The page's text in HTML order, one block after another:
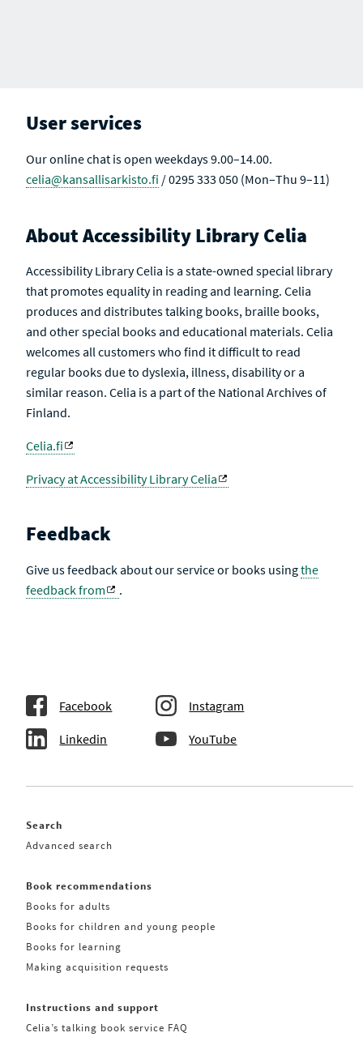
User services
Our online chat is open weekdays 9.00–14.00.
celia@kansallisarkisto.fi / 0295 333 050 (Mon–Thu 9–11)
About Accessibility Library Celia
Accessibility Library Celia is a state-owned special library
that promotes equality in reading and learning. Celia
produces and distributes talking books, braille books,
and other special books and educational materials. Celia
welcomes all customers who find it difficult to read
regular books due to dyslexia, illness, disability or a
similar reason. Celia is a part of the National Archives of
Finland.
Celia.fi
Privacy at Accessibility Library Celia
Feedback
Give us feedback about our service or books usingthe
feedback from
.
Facebook Instagram
Linkedin YouTube
Search
Advanced search
Book recommendations
Books for adults
Books for children and young people
Books for learning
Making acquisition requests
Instructions and support
Celia’s talking book service FAQ